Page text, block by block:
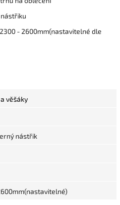
- 2600mm(nastavitelné dle
věšáky
nástřik